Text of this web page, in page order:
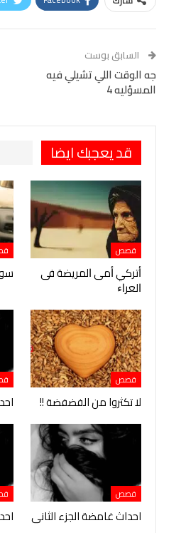
Tumblr
البريد الإلكتروني
Digg
السابق بوست
جه الوقت اللي تشيلي فيه
المسؤليه 4
قد يعجبك ايضا
قصص
ﺃﺗﺮﻛﻲ ﺃﻣﻰ ﺍﻟﻤﺮﻳﻀﺔ ﻓﻰ
ﺍﻟﻌﺮﺍﺀ
قصص
لا تكثروا من الفضفضة !!
قصص
احداث غامضة الجزء الثانى